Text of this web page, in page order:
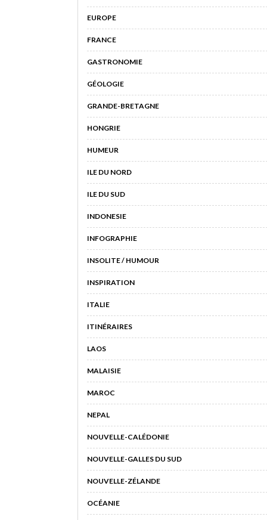
EUROPE
FRANCE
GASTRONOMIE
GÉOLOGIE
GRANDE-BRETAGNE
HONGRIE
HUMEUR
ILE DU NORD
ILE DU SUD
INDONESIE
INFOGRAPHIE
INSOLITE / HUMOUR
INSPIRATION
ITALIE
ITINÉRAIRES
LAOS
MALAISIE
MAROC
NEPAL
NOUVELLE-CALÉDONIE
NOUVELLE-GALLES DU SUD
NOUVELLE-ZÉLANDE
OCÉANIE